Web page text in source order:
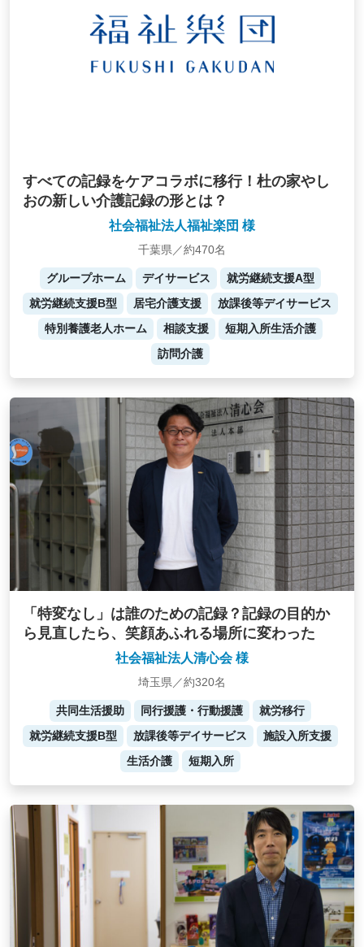
すべての記録をケアコラボに移行！杜の家やし
おの新しい介護記録の形とは？
社会福祉法人福祉楽団 様
千葉県／約470名
グループホーム デイサービス
就労継続支援A型
就労継続支援B型
居宅介護支援
放課後等デイサービス
特別養護老人ホーム
相談支援
短期入所生活介護
訪問介護
「特変なし」は誰のための記録？記録の目的か
ら見直したら、笑顔あふれる場所に変わった
社会福祉法人清心会 様
埼玉県／約320名
共同生活援助 同行援護・行動援護
就労移行
就労継続支援B型
放課後等デイサービス
施設入所支援
生活介護
短期入所